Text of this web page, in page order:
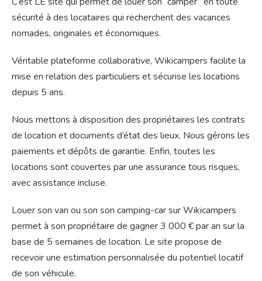
sécurité à des locataires qui recherchent des vacances
nomades, originales et économiques.
Véritable plateforme collaborative, Wikicampers facilite la
mise en relation des particuliers et sécurise les locations
depuis 5 ans.
Nous mettons à disposition des propriétaires les contrats
de location et documents d’état des lieux. Nous gérons les
paiements et dépôts de garantie. Enfin, toutes les
locations sont couvertes par une assurance tous risques,
avec assistance incluse.
Louer son van ou son son camping-car sur Wikicampers
permet à son propriétaire de gagner 3 000 € par an sur la
base de 5 semaines de location. Le site propose de
recevoir une estimation personnalisée du potentiel locatif
de son véhicule.